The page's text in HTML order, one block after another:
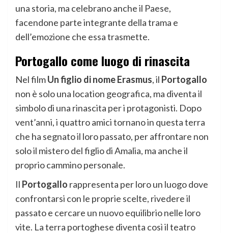
una storia, ma celebrano anche il Paese,
facendone parte integrante della trama e
dell’emozione che essa trasmette.
Portogallo come luogo di rinascita
Nel filmUn figlio di nome Erasmus, il Portogallo
non è solo una location geografica, ma diventa il
simbolo di una rinascita per i protagonisti. Dopo
vent’anni, i quattro amici tornano in questa terra
che ha segnato il loro passato, per affrontare non
solo il mistero del figlio di Amalia, ma anche il
proprio cammino personale.
Il Portogallo rappresenta per loro un luogo dove
confrontarsi con le proprie scelte, rivedere il
passato e cercare un nuovo equilibrio nelle loro
vite. La terra portoghese diventa così il teatro